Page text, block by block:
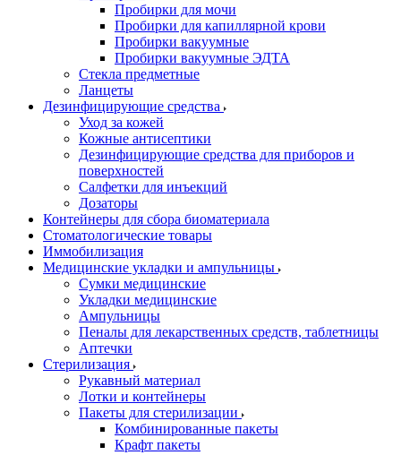
Пробирки для мочи
Пробирки для капиллярной крови
Пробирки вакуумные
Пробирки вакуумные ЭДТА
Стекла предметные
Ланцеты
Дезинфицирующие средства
Уход за кожей
Кожные антисептики
Дезинфицирующие средства для приборов и
поверхностей
Салфетки для инъекций
Дозаторы
Контейнеры для сбора биоматериала
Стоматологические товары
Иммобилизация
Медицинские укладки и ампульницы
Сумки медицинские
Укладки медицинские
Ампульницы
Пеналы для лекарственных средств, таблетницы
Аптечки
Стерилизация
Рукавный материал
Лотки и контейнеры
Пакеты для стерилизации
Комбинированные пакеты
Крафт пакеты